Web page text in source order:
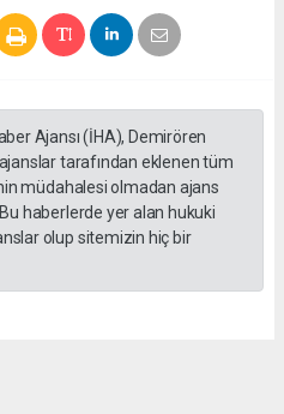
Ajansı (İHA), Demirören
tarafından eklenen tüm
müdahalesi olmadan ajans
haberlerde yer alan hukuki
olup sitemizin hiç bir